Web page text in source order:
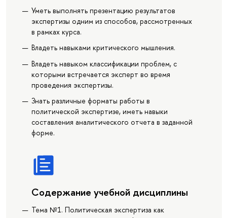
Уметь выполнять презентацию результатов
экспертизы одним из способов, рассмотренных
в рамках курса.
Владеть навыками критического мышления.
Владеть навыком классификации проблем, с
которыми встречается эксперт во время
проведения экспертизы.
Знать различные форматы работы в
политической экспертизе, иметь навыки
составления аналитического отчета в заданной
форме.
Содержание учебной дисциплины
Тема №1. Политическая экспертиза как